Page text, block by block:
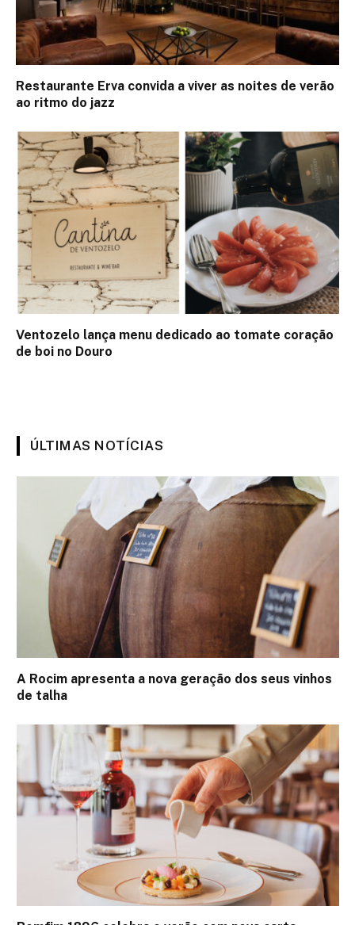
Restaurante Erva convida a viver as noites de verão
ao ritmo do jazz
Ventozelo lança menu dedicado ao tomate coração
de boi no Douro
ÚLTIMAS NOTÍCIAS
A Rocim apresenta a nova geração dos seus vinhos
de talha